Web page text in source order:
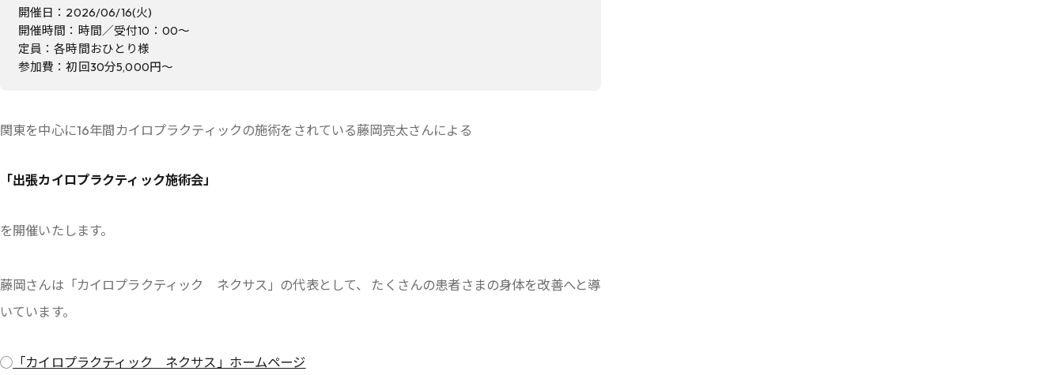
開催日：2026/06/16(火)
開催時間：時間／受付10：00〜
定員：各時間おひとり様
参加費：初回30分5,000円〜
関東を中心に16年間カイロプラクティックの施術をされている藤岡亮太さんによる
「出張カイロプラクティック施術会」
を開催いたします。
藤岡さんは「カイロプラクティック ネクサス」の代表として、 たくさんの患者さまの身体を改善へと導
いています。
◯ 「カイロプラクティック ネクサス」ホームページ